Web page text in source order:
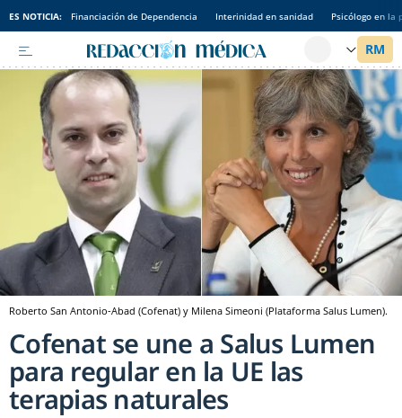
ES NOTICIA: Financiación de Dependencia Interinidad en sanidad Psicólogo en la
Roberto San Antonio-Abad (Cofenat) y Milena Simeoni (Plataforma Salus Lumen).
Cofenat se une a Salus Lumen
para regular en la UE las
terapias naturales